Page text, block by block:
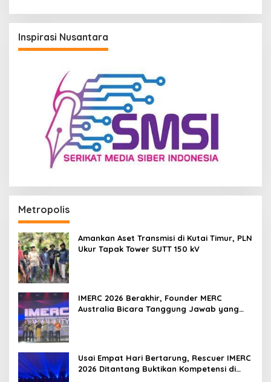
Inspirasi Nusantara
Metropolis
Amankan Aset Transmisi di Kutai Timur, PLN
Ukur Tapak Tower SUTT 150 kV
IMERC 2026 Berakhir, Founder MERC
Australia Bicara Tanggung Jawab yang
Usai Empat Hari Bertarung, Rescuer IMERC
2026 Ditantang Buktikan Kompetensi di